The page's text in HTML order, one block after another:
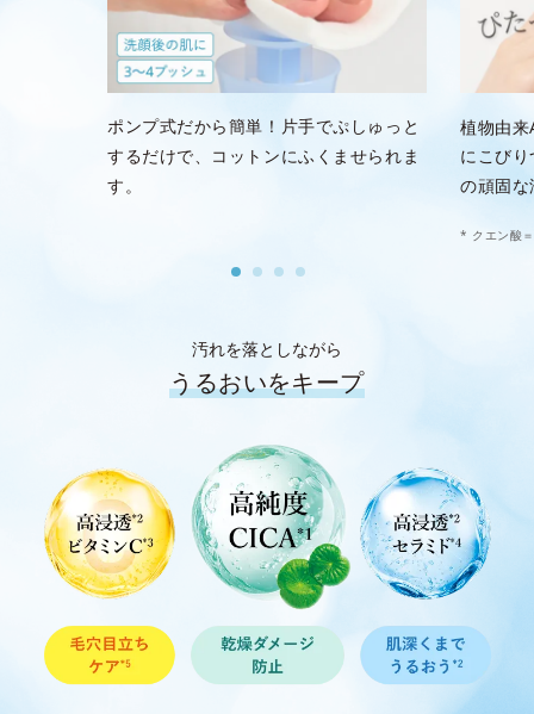
ポンプ式だから簡単！片手でぷしゅっと
するだけで、コットンにふくませられま
す。
植物由来
にこび
の頑固
* クエン酸
汚れを落としながら
うるおいをキープ